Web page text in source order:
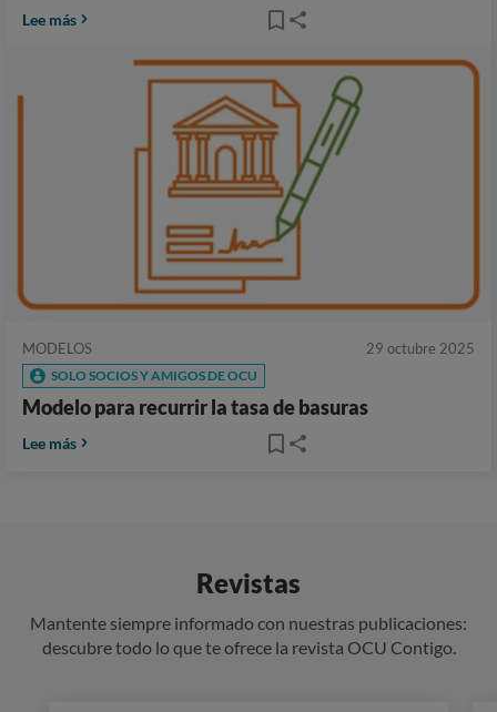
Lee más
MODELOS 29 octubre 2025
SOLO SOCIOS Y AMIGOS DE OCU
Modelo para recurrir la tasa de basuras
Lee más
Revistas
Mantente siempre informado con nuestras publicaciones:
descubre todo lo que te ofrece la revista OCU Contigo.